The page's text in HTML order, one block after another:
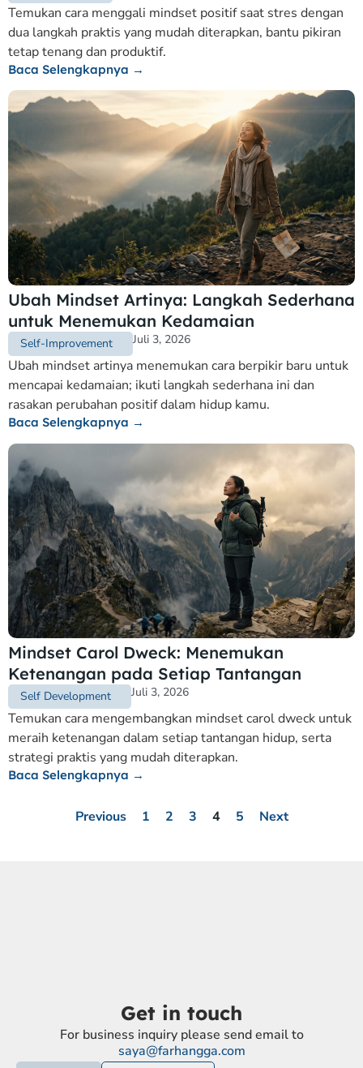
Temukan cara menggali mindset positif saat stres dengan
dua langkah praktis yang mudah diterapkan, bantu pikiran
tetap tenang dan produktif.
Baca Selengkapnya →
Ubah Mindset Artinya: Langkah Sederhana
untuk Menemukan Kedamaian
Self-Improvement Juli 3, 2026
Ubah mindset artinya menemukan cara berpikir baru untuk
mencapai kedamaian; ikuti langkah sederhana ini dan
rasakan perubahan positif dalam hidup kamu.
Baca Selengkapnya →
Mindset Carol Dweck: Menemukan
Ketenangan pada Setiap Tantangan
Self Development Juli 3, 2026
Temukan cara mengembangkan mindset carol dweck untuk
meraih ketenangan dalam setiap tantangan hidup, serta
strategi praktis yang mudah diterapkan.
Baca Selengkapnya →
Previous 1 2 3 4 5 Next
Get in touch